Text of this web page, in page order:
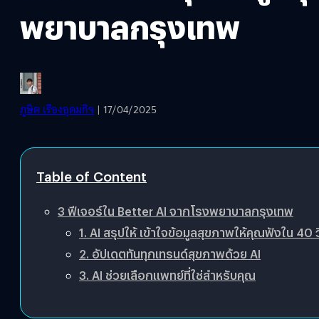
พยาบาลกรุงเทพ
ภูษิต เรืองอุดมกิจ | 17/04/2025
Table of Content
3 ฟีเจอร์ใน Better AI จากโรงพยาบาลกรุงเทพ
1. AI สรุปให้ เข้าใจข้อมูลสุขภาพให้คุณฟังใน 40
2. อัปเดตทันทุกเทรนด์สุขภาพด้วย AI
3. AI ช่วยเลือกแพทย์ที่ใช่สำหรับคุณ